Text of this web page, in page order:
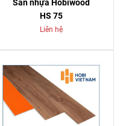
Sàn nhựa Hobiwood
HS 75
Liên hệ